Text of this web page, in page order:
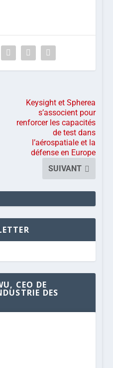
Keysight et Spherea
s’associent pour
renforcer les capacités
de test dans
l’aérospatiale et la
défense en Europe
SUIVANT
CEO DE
DES